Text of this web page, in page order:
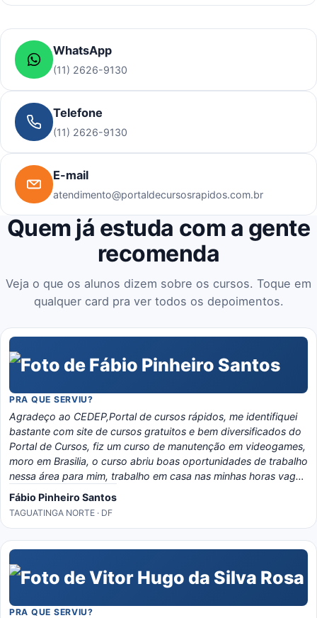
WhatsApp
(11) 2626-9130
Telefone
(11) 2626-9130
E-mail
atendimento@portaldecursosrapidos.com.br
Quem já estuda com a gente
recomenda
Veja o que os alunos dizem sobre os cursos. Toque em
qualquer card pra ver todos os depoimentos.
PRA QUE SERVIU?
Agradeço ao CEDEP,Portal de cursos rápidos, me identifiquei
bastante com site de cursos gratuitos e bem diversificados do
Portal de Cursos, fiz um curso de manutenção em videogames,
moro em Brasilia, o curso abriu boas oportunidades de trabalho
nessa área para mim, trabalho em casa nas minhas horas vagas
e o material é bem eladorado, separado por temas e matérias,
recomendo o portal, é instrutivo e traz conhecimento certo!
Fábio Pinheiro Santos
TAGUATINGA NORTE · DF
PRA QUE SERVIU?